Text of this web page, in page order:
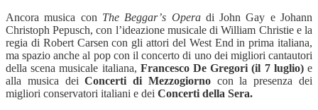
Ancora musica con The Beggar’s Operadi John Gay e Johann
Christoph Pepusch, con l’ideazione musicale di William Christie e la
regia di Robert Carsen con gli attori del West End in prima italiana,
ma spazio anche al pop con il concerto di uno dei migliori cantautori
della scena musicale italiana, Francesco De Gregori (il 7 luglio)e
alla musica deiConcerti di Mezzogiornocon la presenza dei
migliori conservatori italiani e dei Concerti della Sera.